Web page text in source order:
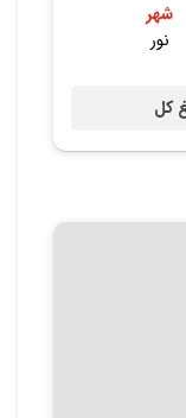
شهر
نور
کل